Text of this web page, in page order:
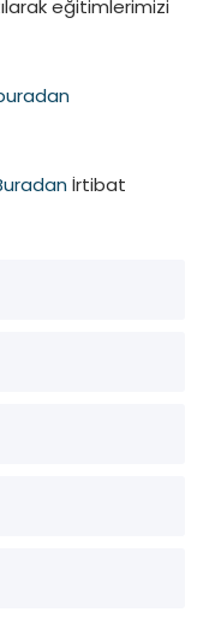
eğitimlerimizi
İrtibat